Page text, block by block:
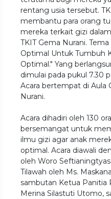
rentang usia tersebut.
membantu para orang
mereka terkait gizi
TKIT Gema Nurani.
Optimal Untuk Tumbuh
Optimal." Yang
dimulai pada pukul 7.30
Acara bertempat di Aula
Nurani.
Acara dihadiri oleh 130
bersemangat untuk
ilmu gizi agar anak
optimal. Acara diawali
oleh Woro
Tilawah oleh Ms.
sambutan Ketua Panitia
Merina Silastuti Utomo,